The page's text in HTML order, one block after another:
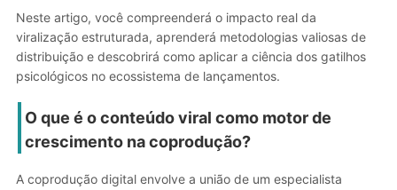
Neste artigo, você compreenderá o impacto real da
viralização estruturada, aprenderá metodologias valiosas de
distribuição e descobrirá como aplicar a ciência dos gatilhos
psicológicos no ecossistema de lançamentos.
O que é o conteúdo viral como motor de
crescimento na coprodução?
A coprodução digital envolve a união de um especialista